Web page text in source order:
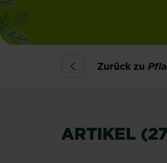
Zurück zu
ARTIKEL